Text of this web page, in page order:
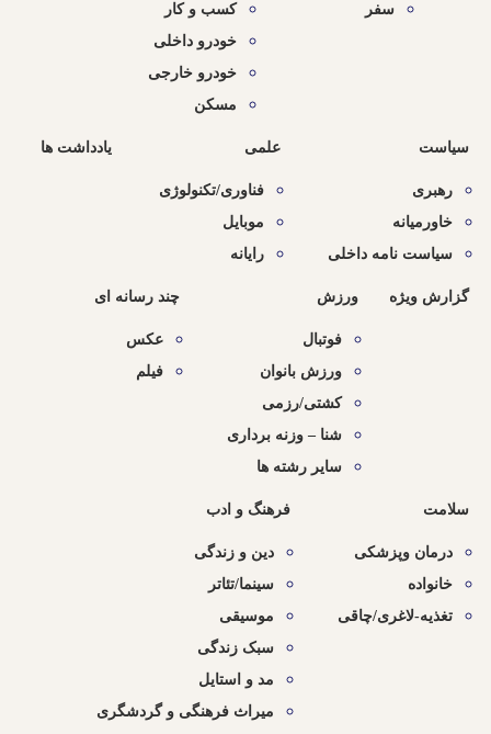
سفر
کسب و کار
خودرو داخلی
خودرو خارجی
مسکن
سیاست
رهبری
خاورمیانه
سیاست نامه داخلی
علمی
فناوری/تکنولوژی
موبایل
رایانه
یادداشت ها
گزارش ویژه ورزش
فوتبال
ورزش بانوان
کشتی/رزمی
شنا – وزنه برداری
سایر رشته ها
چند رسانه ای
عکس
فیلم
سلامت
درمان وپزشکی
خانواده
تغذیه-لاغری/چاقی
فرهنگ و ادب
دین و زندگی
سینما/تئاتر
موسیقی
سبک زندگی
مد و استایل
میراث فرهنگی و گردشگری